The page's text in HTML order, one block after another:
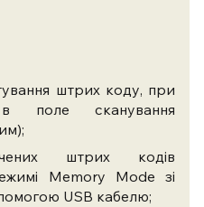
штрих коду, при
поле сканування
штрих кодів
Memory Mode зі
USB кабелю;